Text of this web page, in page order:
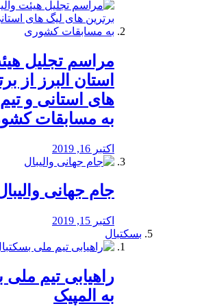
مراسم تجلیل
استان البرز از
های استانی و
به مسابقات
اکتبر 16, 2019
جام جهانی
اکتبر 15, 2019
بسکتبال
راهیابی تیم ملی
به المپیک